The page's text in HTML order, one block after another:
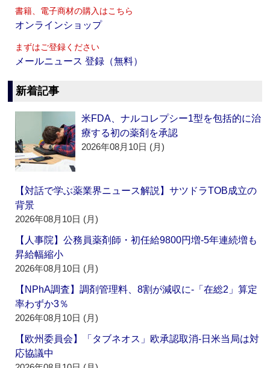
書籍、電子商材の購入はこちら
オンラインショップ
まずはご登録ください
メールニュース 登録（無料）
新着記事
米FDA、ナルコレプシー1型を包括的に治
療する初の薬剤を承認
2026年08月10日 (月)
【対話で学ぶ薬業界ニュース解説】サツドラTOB成立の
背景
2026年08月10日 (月)
【人事院】公務員薬剤師・初任給9800円増‐5年連続増も
昇給幅縮小
2026年08月10日 (月)
【NPhA調査】調剤管理料、8割が減収に‐「在総2」算定
率わずか3％
2026年08月10日 (月)
【欧州委員会】「タブネオス」欧承認取消‐日米当局は対
応協議中